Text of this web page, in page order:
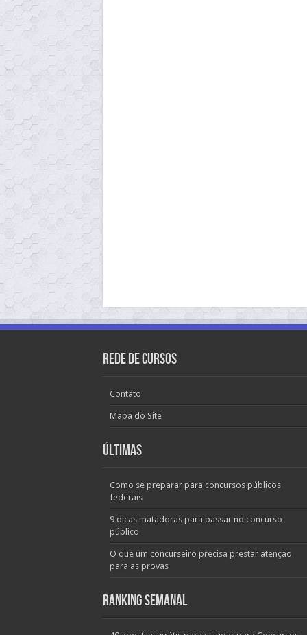
Rede de Cursos
Contato
Mapa do Site
Últimas
Como se preparar para concursos públicos
federais
9 dicas matadoras para passar no concurso
público
O que um concurseiro precisa prestar atenção
para as provas
Ranking Semanal